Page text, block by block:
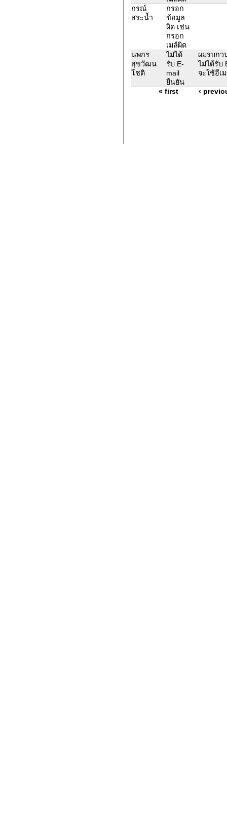
กรณ์
สระน้ำ
กรอก
ข้อมูล
ผิด เช่น
กรอก
เมล์ผิด
นพกร
สุขวัฒน
โชติ
ไม่ได้
รับ E-
mail
ยืนยัน
ผมรบกว
ไม่ได้รับ
จะใช้อีเ
« first ‹